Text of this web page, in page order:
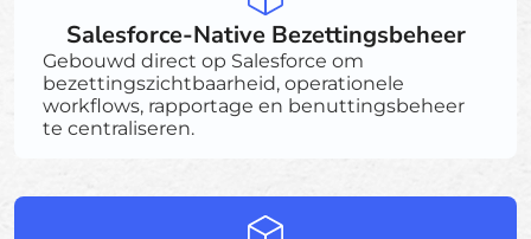
Salesforce-Native Bezettingsbeheer
Gebouwd direct op Salesforce om
bezettingszichtbaarheid, operationele
workflows, rapportage en benuttingsbeheer
te centraliseren.